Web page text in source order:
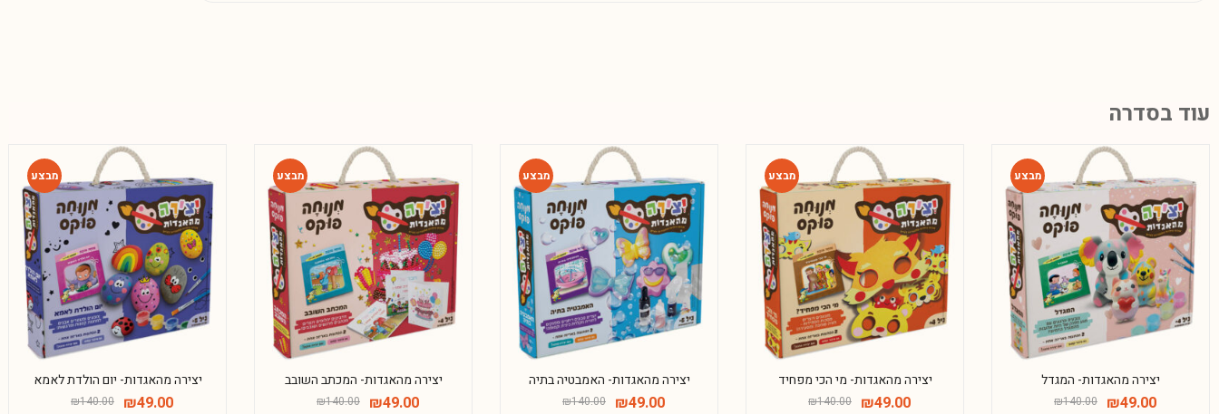
עוד בסדרה
-65%
יצירה מהאגדות- יום הולדת לאמא
₪140.00 ₪49.00
-65%
יצירה מהאגדות- המכתב השובב
₪140.00 ₪49.00
-65%
יצירה מהאגדות- האמבטיה בתיה
₪140.00 ₪49.00
-65%
יצירה מהאגדות- מי הכי מפחיד
₪140.00 ₪49.00
-65%
יצירה מהאגדות- המגדל
₪140.00 ₪49.00